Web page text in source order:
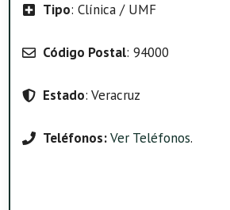
Tipo: Clínica / UMF
Código Postal: 94000
Estado: Veracruz
Teléfonos:Ver Teléfonos.